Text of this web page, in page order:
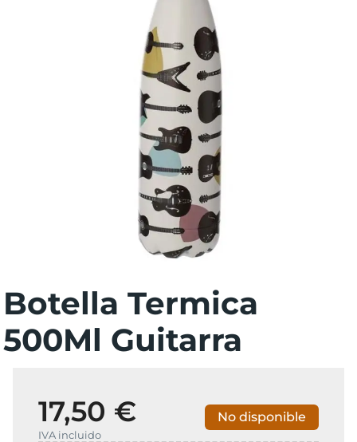
Botella Termica
500Ml Guitarra
17,50 €
IVA incluido
No disponible